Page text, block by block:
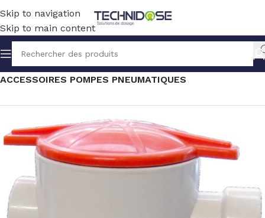
Skip to navigation
Skip to main content
Accueil TRANSFERT SOLUTION PNEUMATIQUE
ACCESSOIRES POMPES PNEUMATIQUES